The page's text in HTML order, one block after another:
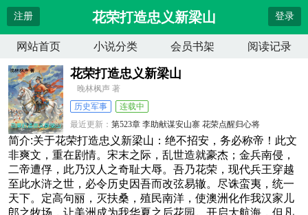
注册 花荣打造忠义新梁山 登录
网站首页 小说分类 会员书架 阅读记录
花荣打造忠义新梁山
晚林枫声 著
历史军事
连载中
最近更新：第523章 李助献谋安山寨 花荣点醒归心将
更新时间： 2026-08-06 07:12:10
简介:关于花荣打造忠义新梁山：绝不招安，务必称帝！此文
非爽文，重在剧情。宋末之际，乱世造就豪杰；金兵南侵，
二帝遭俘，此乃汉人之奇耻大辱。吾乃花荣，现代兵王穿越
至此水浒之世，必令历史因吾而改弦易辙。尽诛蛮夷，统一
天下。定高句丽，灭扶桑，殖民南洋，使澳洲化作我汉家儿
郎之牧场，让美洲成为我华夏之后花园。开启大航海，但凡